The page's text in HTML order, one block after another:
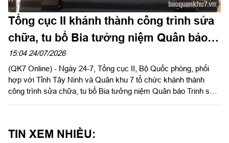
Tổng cục II khánh thành công trình sửa
chữa, tu bổ Bia tưởng niệm Quân báo
Trinh sát tại Tây Ninh
15:04 24/07/2026
(QK7 Online) - Ngày 24-7, Tổng cục II, Bộ Quốc phòng, phối
hợp với Tỉnh Tây Ninh và Quân khu 7 tổ chức khánh thành
công trình sửa chữa, tu bổ Bia tưởng niệm Quân báo Trinh sát
TIN XEM NHIỀU: